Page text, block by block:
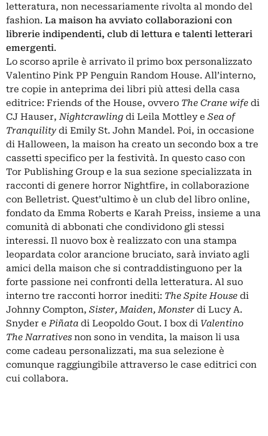
letteratura, non necessariamente rivolta al mondo del
fashion. La maison ha avviato collaborazioni con
librerie indipendenti, club di lettura e talenti letterari
emergenti.
Lo scorso aprile è arrivato il primo box personalizzato
Valentino Pink PP Penguin Random House. All’interno,
tre copie in anteprima dei libri più attesi della casa
editrice: Friends of the House, ovvero The Crane wife di
CJ Hauser,Nightcrawling di Leila Mottley e Sea of
Tranquility di Emily St. John Mandel. Poi, in occasione
di Halloween, la maison ha creato un secondo box a tre
cassetti specifico per la festività. In questo caso con
Tor Publishing Group e la sua sezione specializzata in
racconti di genere horror Nightfire, in collaborazione
con Belletrist. Quest’ultimo è un club del libro online,
fondato da Emma Roberts e Karah Preiss, insieme a una
comunità di abbonati che condividono gli stessi
interessi. Il nuovo box è realizzato con una stampa
leopardata color arancione bruciato, sarà inviato agli
amici della maison che si contraddistinguono per la
forte passione nei confronti della letteratura. Al suo
interno tre racconti horror inediti: The Spite House di
Johnny Compton, Sister, Maiden, Monster di Lucy A.
Snyder ePiñata di Leopoldo Gout. I box di Valentino
The Narratives non sono in vendita, la maison li usa
come cadeau personalizzati, ma sua selezione è
comunque raggiungibile attraverso le case editrici con
cui collabora.